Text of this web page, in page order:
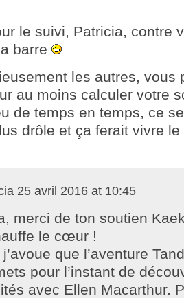
le suivi, Patricia, contre
barre
les autres, vous
au moins calculer votre
de temps en temps, ce
drôle et ça ferait vivre
25 avril 2016 at 10:45
merci de ton soutien
le cœur !
que l’aventure
pour l’instant de
avec Ellen Macarthur.